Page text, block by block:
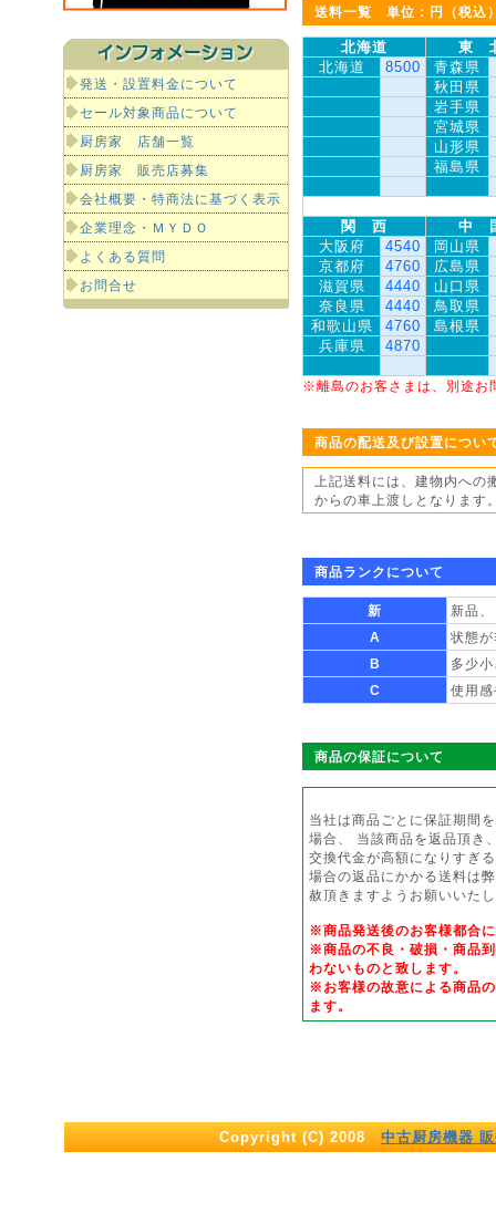
発送・設置料金について
セール対象商品について
厨房家 店舗一覧
厨房家 販売店募集
会社概要・特商法に基づく表示
企業理念・ＭＹＤＯ
よくある質問
お問合せ
送料一覧 単位：円（税込
北海道
東
北海道
8500 青森県
秋田県
岩手県
宮城県
山形県
福島県
関 西
中
大阪府
4540 岡山県
京都府
4760 広島県
滋賀県
4440 山口県
奈良県
4440 鳥取県
和歌山県
4760 島根県
兵庫県
4870
※離島のお客さまは、別途お
商品の配送及び設置につい
上記送料には、建物内へ
からの車上渡しとなります
商品ランクについて
新
新品
A
状態
B
多少
C
使用
商品の保証について
当社は商品ごとに保証期間
場合、 当該商品を返品頂き
交換代金が高額になりすぎ
場合の返品にかかる送料は
赦頂きますようお願いいた
※商品発送後のお客様都合
※商品の不良・破損・商品
わないものと致します。
※お客様の故意による商品
ます。
Copyright (C) 2008 中古厨房機器